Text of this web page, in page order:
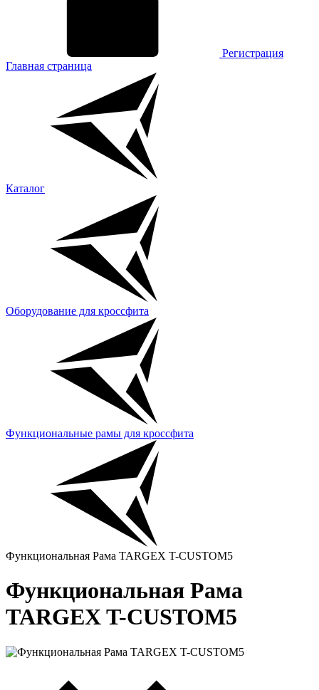
Регистрация
Главная страница
Каталог
Оборудование для кроссфита
Функциональные рамы для кроссфита
Функциональная Рама TARGEX T-CUSTOM5
Функциональная Рама
TARGEX T-CUSTOM5